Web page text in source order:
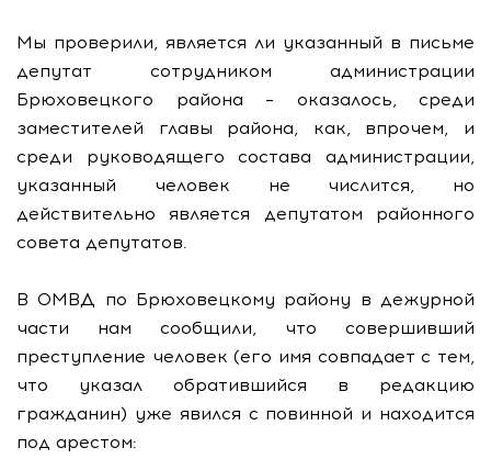
Мы проверили, является ли указанный в письме
депутат сотрудником администрации
Брюховецкого района – оказалось, среди
заместителей главы района, как, впрочем, и
среди руководящего состава администрации,
указанный человек не числится, но
действительно является депутатом районного
совета депутатов.
В ОМВД по Брюховецкому району в дежурной
части нам сообщили, что совершивший
преступление человек (его имя совпадает с тем,
что указал обратившийся в редакцию
гражданин) уже явился с повинной и находится
под арестом: